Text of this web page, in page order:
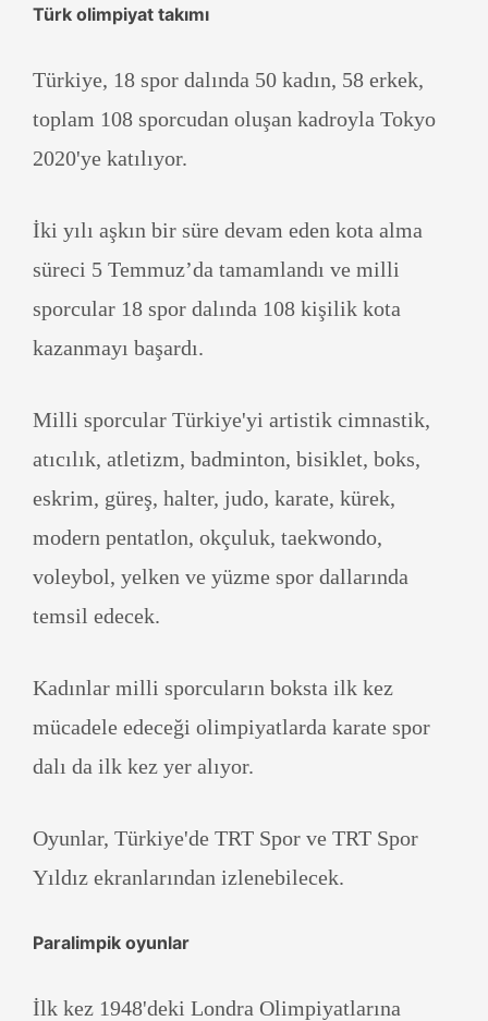
Türk olimpiyat takımı
Türkiye, 18 spor dalında 50 kadın, 58 erkek,
toplam 108 sporcudan oluşan kadroyla Tokyo
2020'ye katılıyor.
İki yılı aşkın bir süre devam eden kota alma
süreci 5 Temmuz’da tamamlandı ve milli
sporcular 18 spor dalında 108 kişilik kota
kazanmayı başardı.
Milli sporcular Türkiye'yi artistik cimnastik,
atıcılık, atletizm, badminton, bisiklet, boks,
eskrim, güreş, halter, judo, karate, kürek,
modern pentatlon, okçuluk, taekwondo,
voleybol, yelken ve yüzme spor dallarında
temsil edecek.
Kadınlar milli sporcuların boksta ilk kez
mücadele edeceği olimpiyatlarda karate spor
dalı da ilk kez yer alıyor.
Oyunlar, Türkiye'de TRT Spor ve TRT Spor
Yıldız ekranlarından izlenebilecek.
Paralimpik oyunlar
İlk kez 1948'deki Londra Olimpiyatlarına